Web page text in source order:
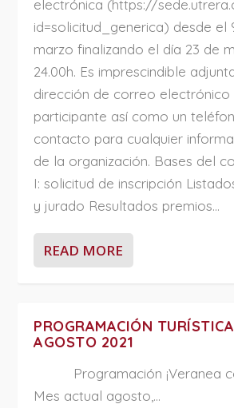
electrónica (https://
id=solicitud_generica) desde el
marzo finalizando el día 23 de
24.00h. Es imprescindible
dirección de correo electrónico
participante así como un
contacto para cualquier
de la organización. Bases del
I: solicitud de inscripción
y jurado Resultados premios...
READ MORE
PROGRAMACIÓN
AGOSTO 2021
Programación ¡Veranea
Mes actual agosto,...